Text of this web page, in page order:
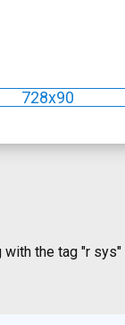
728x90
the tag "r sys"